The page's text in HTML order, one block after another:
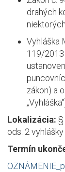
drahých
Vyhláška
119/2013
zákon) a
Lokalizácia: §
ods. 2
Termín